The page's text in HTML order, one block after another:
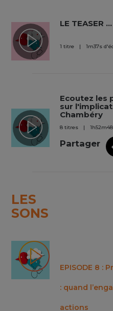
LE TEASER ...
1 titre 1m37s
Ecoutez les
sur
Chambéry
8 titres 1h52m48
Partager
LES
SONS
EPISODE 8 :
: quand
actions